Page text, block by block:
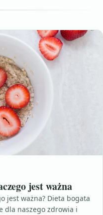
jest ważna
jest ważna? Dieta bogata
dla naszego zdrowia i